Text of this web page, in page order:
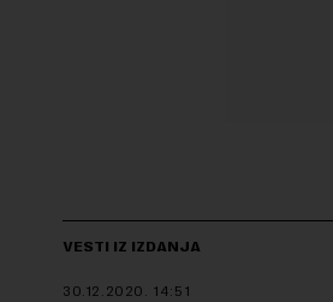
VESTI IZ IZDANJA
30.12.2020. 14:51